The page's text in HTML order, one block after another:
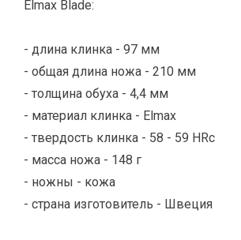
Elmax Blade:
- длина клинка - 97 мм
- общая длина ножа - 210 мм
- толщина обуха - 4,4 мм
- материал клинка - Elmax
- твердость клинка - 58 - 59 HRc
- масса ножа - 148 г
- ножны - кожа
- страна изготовитель - Швеция